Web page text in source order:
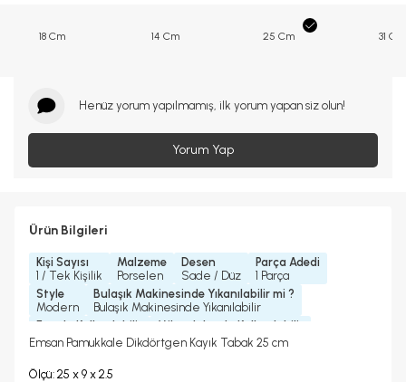
18 Cm 14 Cm 25 Cm 31 Cm
Henüz yorum yapılmamış, ilk yorum yapan siz olun!
Yorum Yap
Ürün Bilgileri
Kişi Sayısı
1 / Tek Kişilik
Malzeme
Porselen
Desen
Sade / Düz
Parça Adedi
1 Parça
Style
Modern
Bulaşık Makinesinde Yıkanılabilir mi ?
Bulaşık Makinesinde Yıkanılabilir
Fırında Kullanılabilir
Hayır
Mikrodalgada Kullanılabilir
Evet
Hayır
Emsan Pamukkale Dikdörtgen Kayık Tabak 25 cm
Ölçü: 25 x 9 x 2.5